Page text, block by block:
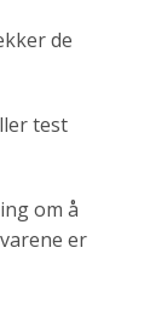
de
test
om å
er